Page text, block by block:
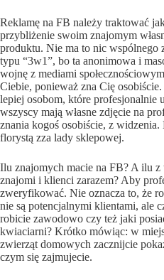
Reklamę na FB należy traktować
przybliżenie swoim znajomym
produktu. Nie ma to nic wspólnego
typu “3w1”, bo ta anonimowa i
wojnę z mediami
Ciebie, ponieważ zna Cię
lepiej osobom, które profesjonalnie
wszyscy mają własne zdjęcie na
znania kogoś osobiście, z
florystą zza lady sklepowej.
Ilu znajomych macie na FB? A ilu
znajomi i klienci zarazem? Aby
zweryfikować. Nie oznacza to, że
nie są potencjalnymi klientami, ale
robicie zawodowo czy też jaki
kwiaciarni? Krótko mówiąc: w
zwierząt domowych zacznijcie
czym się zajmujecie.